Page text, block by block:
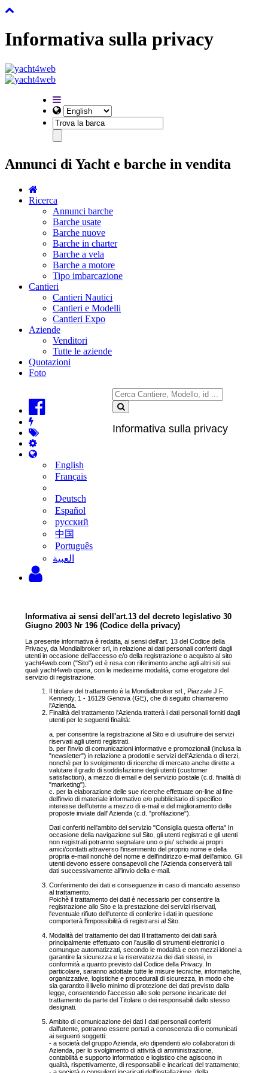
Informativa sulla privacy
Annunci di Yacht e barche in vendita
Ricerca
Annunci barche
Barche usate
Barche nuove
Barche in charter
Barche a vela
Barche a motore
Tipo imbarcazione
Cantieri
Cantieri Nautici
Cantieri e Modelli
Cantieri Expo
Aziende
Venditori
Tutte le aziende
Quotazioni
Foto
English
Français
Deutsch
Español
русский
中国
Português
‫العبية
Informativa sulla privacy
Informativa ai sensi dell'art.13 del decreto legislativo 30
Giugno 2003 Nr 196 (Codice della privacy)
La presente informativa è redatta, ai sensi dell'art. 13 del Codice della
Privacy, da Mondialbroker srl, in relazione ai dati personali conferiti dagli
utenti in occasione dell'accesso e/o della registrazione o acquisto al sito
yacht4web.com ("Sito") ed è resa con riferimento anche agli altri siti sui
quali yacht4web opera, con le medesime modalità, come erogatore del
servizio di registrazione.
Il titolare del trattamento è la Mondialbroker srl., Piazzale J.F.
Kennedy, 1 - 16129 Genova (GE), che di seguito chiamaremo
l'Azienda.
Finalità del trattamento l'Azienda tratterà i dati personali forniti dagli
utenti per le seguenti finalità:
a. per consentire la registrazione al Sito e di usufruire dei servizi
riservati agli utenti registrati.
b. per l'invio di comunicazioni informative e promozionali (inclusa la
"newsletter") in relazione a prodotti e servizi dell'Azienda o di terzi,
nonchè per lo svolgimento di ricerche di mercato anche dirette a
valutare il grado di soddisfazione degli utenti (customer
satisfaction), a mezzo di email e del servizio postale (c.d. finalità di
"marketing").
c. per la elaborazione delle sue ricerche effettuate on-line al fine
dell'invio di materiale informativo e/o pubblicitario di specifico
interesse dell'utente a mezzo di e-mail e del miglioramento delle
proposte inviate dall' Azienda (c.d. "profilazione").
Dati conferiti nell'ambito del servizio "Consiglia questa offerta" In
occasione della navigazione sul Sito, gli utenti registrati e gli utenti
non registrati potranno segnalare uno o piu' schede ai propri
amici/contatti attraverso l'inserimento del proprio nome e della
propria e-mail nonchè del nome e dell'indirizzo e-mail dell'amico. Gli
utenti devono essere consapevoli che l'Azienda conserverà tali
dati successivamente all'invio della e-mail.
Conferimento dei dati e conseguenze in caso di mancato assenso
al trattamento.
Poichè il trattamento dei dati è necessario per consentire la
registrazione allo Sito e la prestazione dei servizi riservati,
l'eventuale rifiuto dell'utente di conferire i dati in questione
comporterà l'impossibilità di registrarsi al Sito.
Modalità del trattamento dei dati Il trattamento dei dati sarà
principalmente effettuato con l'ausilio di strumenti elettronici o
comunque automatizzati, secondo le modalità e con mezzi idonei a
garantire la sicurezza e la riservatezza dei dati stessi, in
conformità a quanto previsto dal Codice della Privacy. In
particolare, saranno adottate tutte le misure tecniche, informatiche,
organizzative, logistiche e procedurali di sicurezza, in modo che
sia garantito il livello minimo di protezione dei dati previsto dalla
legge, consentendo l'accesso alle sole persone incaricate del
trattamento da parte del Titolare o dei responsabili dallo stesso
designati.
Ambito di comunicazione dei dati I dati personali conferiti
dall'utente, potranno essere portati a conoscenza di o comunicati
ai seguenti soggetti:
- a società del gruppo Azienda, e/o dipendenti e/o collaboratori di
Azienda, per lo svolgimento di attività di amministrazione,
contabilità e supporto informatico e logistico che agiscono in
qualità, rispettivamente, di responsabili e incaricati del trattamento;